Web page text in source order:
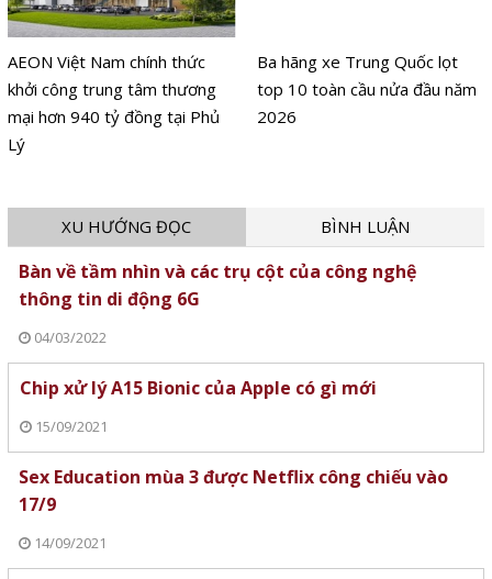
AEON Việt Nam chính thức
khởi công trung tâm thương
mại hơn 940 tỷ đồng tại Phủ
Lý
Ba hãng xe Trung Quốc lọt
top 10 toàn cầu nửa đầu năm
2026
XU HƯỚNG ĐỌC BÌNH LUẬN
Bàn về tầm nhìn và các trụ cột của công nghệ
thông tin di động 6G
04/03/2022
Chip xử lý A15 Bionic của Apple có gì mới
15/09/2021
Sex Education mùa 3 được Netflix công chiếu vào
17/9
14/09/2021